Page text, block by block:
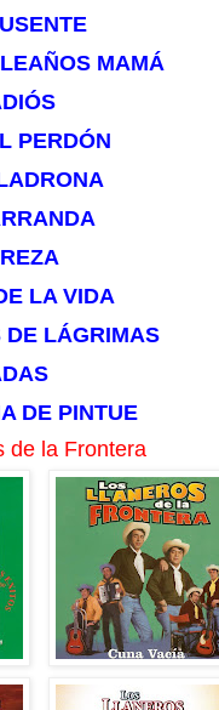
MAMÁ
PERDÓN
LA VIDA
DE LÁGRIMAS
DE PINTUE
de la Frontera